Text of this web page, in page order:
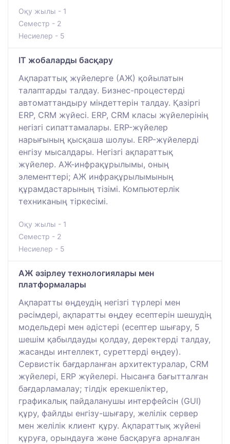
Оқу жылы - 1
Семестр - 2
Несиелер - 5
IT жобаларды басқару
Ақпараттық жүйелерге (АЖ) қойылатын
талаптарды талдау. Бизнес-процестерді
автоматтандыру міндеттерін талдау. Қазіргі
ERP, CRM жүйесі. ERP, CRM класы жүйелерінің
негізгі сипаттамалары. ERP-жүйелер
нарығының қысқаша шолуы. ERP-жүйелерді
енгізу мысалдары. Негізгі ақпараттық
жүйелер. АЖ-инфрақұрылымы, оның
элементтері; АЖ инфрақұрылымының
құрамдастарының тізімі. Компьютерлік
техниканың тіркесімі.
Оқу жылы - 1
Семестр - 2
Несиелер - 5
АЖ әзірлеу технологиялары мен
платформалары
Ақпаратты өңдеудің негізгі түрлері мен
рәсімдері, ақпаратты өңдеу есептерін шешудің
модельдері мен әдістері (есептер шығару, 5
шешім қабылдауды қолдау, деректерді талдау,
жасанды интеллект, суреттерді өңдеу).
Сервистік бағдарланған архитектуралар, CRM
жүйелері, ERP жүйелері. Нысанға бағытталған
бағдарламалау; тілдік ерекшеліктер,
графикалық пайдаланушы интерфейсін (GUI)
құру, файлды енгізу-шығару, желілік сервер
мен желілік клиент құру. Ақпараттық жүйені
құруға, орындауға және басқаруға арналған